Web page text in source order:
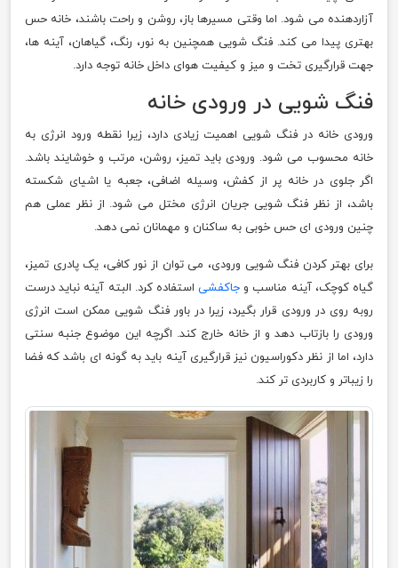
آزاردهنده می شود. اما وقتی مسیرها باز، روشن و راحت باشند، خانه حس
بهتری پیدا می کند. فنگ شویی همچنین به نور، رنگ، گیاهان، آینه ها،
جهت قرارگیری تخت و میز و کیفیت هوای داخل خانه توجه دارد.
فنگ شویی در ورودی خانه
ورودی خانه در فنگ شویی اهمیت زیادی دارد، زیرا نقطه ورود انرژی به
خانه محسوب می شود. ورودی باید تمیز، روشن، مرتب و خوشایند باشد.
اگر جلوی در خانه پر از کفش، وسیله اضافی، جعبه یا اشیای شکسته
باشد، از نظر فنگ شویی جریان انرژی مختل می شود. از نظر عملی هم
چنین ورودی ای حس خوبی به ساکنان و مهمانان نمی دهد.
برای بهتر کردن فنگ شویی ورودی، می توان از نور کافی، یک پادری تمیز،
گیاه کوچک، آینه مناسب و جاکفشیاستفاده کرد. البته آینه نباید درست
روبه روی در ورودی قرار بگیرد، زیرا در باور فنگ شویی ممکن است انرژی
ورودی را بازتاب دهد و از خانه خارج کند. اگرچه این موضوع جنبه سنتی
دارد، اما از نظر دکوراسیون نیز قرارگیری آینه باید به گونه ای باشد که فضا
را زیباتر و کاربردی تر کند.